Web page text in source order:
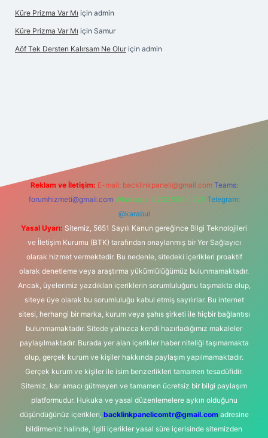
Küre Prizma Var Mı için admin
Küre Prizma Var Mı için Samur
Aöf Tek Dersten Kalırsam Ne Olur için admin
Reklam ve İletişim: E-mail: backlinkpaneli@gmail.com Teams:
forumhizmeti@gmail.com Whatsapp: 0262 606 0 726 Telegram:
@karabul
Yasal Uyarı: Sitemiz, 5651 Sayılı Kanun gereğince Bilgi Teknolojileri
ve İletişim Kurumu (BTK) tarafından onaylanmış bir Yer Sağlayıcı
olarak hizmet vermektedir. Bu nedenle, sitedeki içerikleri proaktif
olarak denetleme veya araştırma yükümlülüğümüz bulunmamaktadır.
Ancak, üyelerimiz yazdıkları içeriklerin sorumluluğunu taşımakta olup,
siteye üye olarak bu sorumluluğu kabul etmiş sayılırlar. Bu internet
sitesi, herhangi bir marka, kurum veya şahıs şirketi ile hiçbir bağlantısı
bulunmamaktadır. Sitede yalnızca kendi hazırladığımız makaleler
paylaşılmaktadır. Burada yer alan içerikler haber niteliği taşımamakta
olup, gerçek kurum ve kişiler hakkında paylaşım yapılmamaktadır.
Gerçek kurum ve kişiler ile isim benzerlikleri tamamen tesadüfidir.
Sitemiz, kar amacı gütmeyen ve tamamen ücretsiz bir bilgi paylaşım
platformudur. Hukuka ve yasal düzenlemelere aykırı olduğunu
düşündüğünüz içerikleri, backlinkpanelicomtr@gmail.comadresine
bildirmeniz halinde, ilgili içerikler yasal süre içerisinde sitemizden